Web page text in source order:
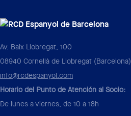
Av. Baix Llobregat, 100
08940 Cornellà de Llobregat (Barcelona)
info@rcdespanyol.com
Horario del Punto de Atención al Socio:
De lunes a viernes, de 10 a 18h